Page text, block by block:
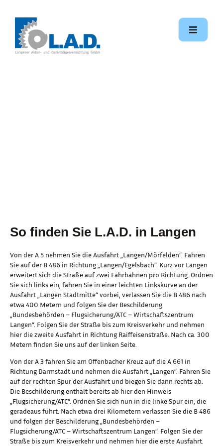
So finden Sie L.A.D. in Langen
Von der A 5 nehmen Sie die Ausfahrt „Langen/Mörfelden“. Fahren
Sie auf der B 486 in Richtung „Langen/Egelsbach“. Kurz vor Langen
erweitert sich die Straße auf zwei Fahrbahnen pro Richtung. Ordnen
Sie sich links ein, fahren Sie in einer leichten Linkskurve an der
Ausfahrt „Langen Stadtmitte“ vorbei, verlassen Sie die B 486 nach
etwa 400 Metern und folgen Sie der Beschilderung
„Bundesbehörden – Flugsicherung/ATC – Wirtschaftszentrum
Langen“. Folgen Sie der Straße bis zum Kreisverkehr und nehmen
hier die zweite Ausfahrt in Richtung Raiffeisenstraße. Nach ca. 300
Metern finden Sie uns auf der linken Seite.
Von der A 3 fahren Sie am Offenbacher Kreuz auf die A 661 in
Richtung Darmstadt und nehmen die Ausfahrt „Langen“. Fahren Sie
auf der rechten Spur der Ausfahrt und biegen Sie dann rechts ab.
Die Beschilderung enthält bereits ab hier den Hinweis
„Flugsicherung/ATC“. Ordnen Sie sich nun in die linke Spur ein, die
geradeaus führt. Nach etwa drei Kilometern verlassen Sie die B 486
und folgen der Beschilderung „Bundesbehörden –
Flugsicherung/ATC – Wirtschaftszentrum Langen“. Folgen Sie der
Straße bis zum Kreisverkehr und nehmen hier die erste Ausfahrt.